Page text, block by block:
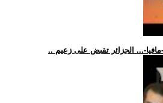
... الجزائر تقبض على زعيم